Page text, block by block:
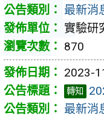
最新消
實驗研
870
2023-
轉知
最新消